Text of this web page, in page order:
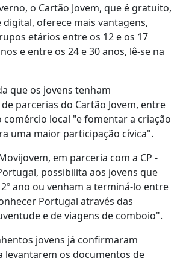
o Cartão Jovem, que é gratuito,
digital, oferece mais vantagens,
etários entre os 12 e os 17
e entre os 24 e 30 anos, lê-se na
que os jovens tenham
parcerias do Cartão Jovem, entre
comércio local "e fomentar a criação
uma maior participação cívica".
em parceria com a CP -
possibilita aos jovens que
ano ou venham a terminá-lo entre
Portugal através das
e de viagens de comboio".
jovens já confirmaram
levantarem os documentos de